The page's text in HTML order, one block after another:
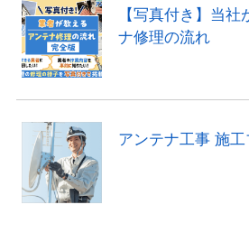
【写真付き】当
ナ修理の流れ
アンテナ工事 施